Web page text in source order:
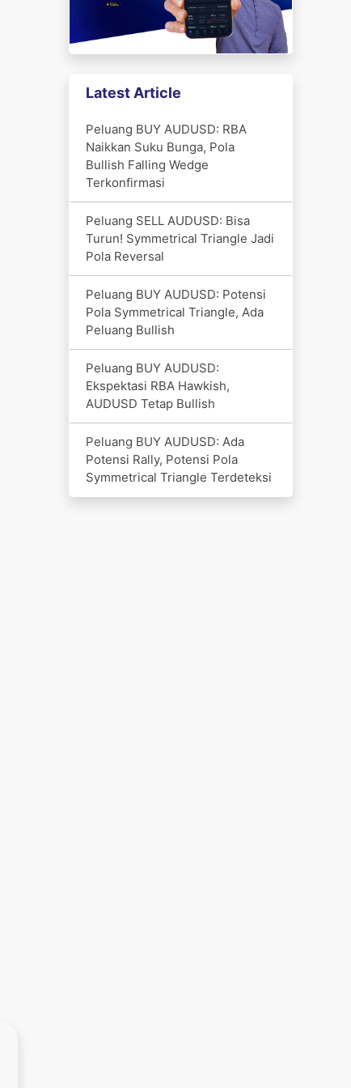
Latest Article
Peluang BUY AUDUSD: RBA
Naikkan Suku Bunga, Pola
Bullish Falling Wedge
Terkonfirmasi
Peluang SELL AUDUSD: Bisa
Turun! Symmetrical Triangle Jadi
Pola Reversal
Peluang BUY AUDUSD: Potensi
Pola Symmetrical Triangle, Ada
Peluang Bullish
Peluang BUY AUDUSD:
Ekspektasi RBA Hawkish,
AUDUSD Tetap Bullish
Peluang BUY AUDUSD: Ada
Potensi Rally, Potensi Pola
Symmetrical Triangle Terdeteksi